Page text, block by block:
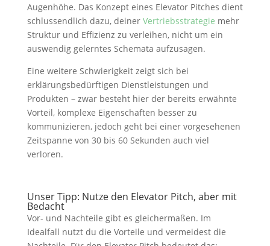
Augenhöhe. Das Konzept eines Elevator Pitches dient
schlussendlich dazu, deiner Vertriebsstrategie mehr
Struktur und Effizienz zu verleihen, nicht um ein
auswendig gelerntes Schemata aufzusagen.
Eine weitere Schwierigkeit zeigt sich bei
erklärungsbedürftigen Dienstleistungen und
Produkten – zwar besteht hier der bereits erwähnte
Vorteil, komplexe Eigenschaften besser zu
kommunizieren, jedoch geht bei einer vorgesehenen
Zeitspanne von 30 bis 60 Sekunden auch viel
verloren.
Unser Tipp: Nutze den Elevator Pitch, aber mit
Bedacht
Vor- und Nachteile gibt es gleichermaßen. Im
Idealfall nutzt du die Vorteile und vermeidest die